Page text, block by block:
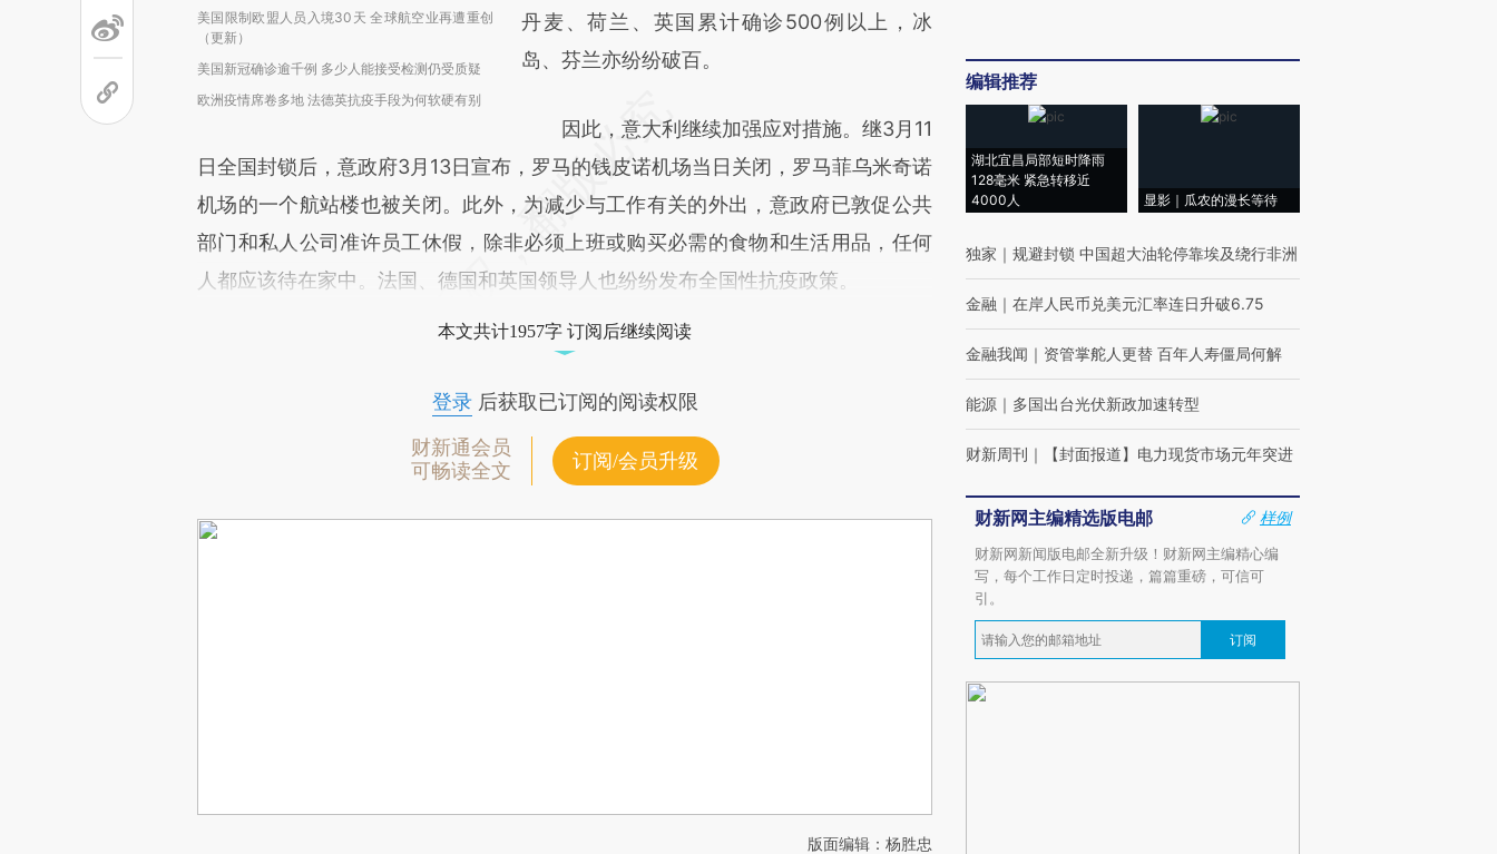
美国限制欧盟人员入境30天 全球航空业再遭重创
（更新）
美国新冠确诊逾千例 多少人能接受检测仍受质疑
欧洲疫情席卷多地 法德英抗疫手段为何软硬有别
丹麦、荷兰、英国累计确诊500例以上，冰
岛、芬兰亦纷纷破百。
因此，意大利继续加强应对措施。继3月11
日全国封锁后，意政府3月13日宣布，罗马的钱皮诺机场当日关闭，罗马菲乌米奇诺
机场的一个航站楼也被关闭。此外，为减少与工作有关的外出，意政府已敦促公共
部门和私人公司准许员工休假，除非必须上班或购买必需的食物和生活用品，任何
人都应该待在家中。法国、德国和英国领导人也纷纷发布全国性抗疫政策。
本文共计1957字 订阅后继续阅读
登录后获取已订阅的阅读权限
财新通会员
可畅读全文
订阅/会员升级
版面编辑：杨胜忠
编辑推荐
湖北宜昌局部短时降雨
128毫米 紧急转移近
4000人
显影｜瓜农的漫长等待
独家 ｜ 规避封锁 中国超大油轮停靠埃及绕行非洲
金融 ｜ 在岸人民币兑美元汇率连日升破6.75
金融我闻 ｜ 资管掌舵人更替 百年人寿僵局何解
能源 ｜ 多国出台光伏新政加速转型
财新周刊 ｜ 【封面报道】电力现货市场元年突进
财新网主编精选版电邮
样例
财新网新闻版电邮全新升级！财新网主编精心编
写，每个工作日定时投递，篇篇重磅，可信可
引。
订阅